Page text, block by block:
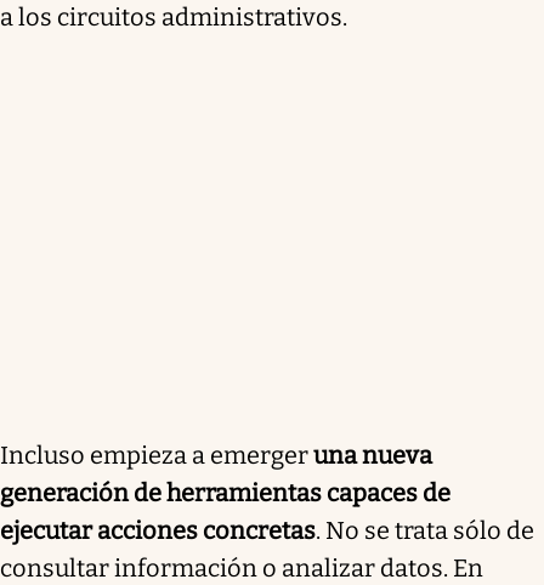
a los circuitos administrativos.
Incluso empieza a emergeruna nueva
generación de herramientas capaces de
ejecutar acciones concretas. No se trata sólo de
consultar información o analizar datos. En